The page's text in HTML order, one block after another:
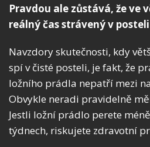
Pravdou ale zůstává, že ve
reálný čas strávený v
Navzdory skutečnosti, kdy
spí v čisté posteli, je fakt, že
ložního prádla nepatří mezi
Obvykle neradi pravidelně
Jestli ložní prádlo perete
týdnech, riskujete zdravotní